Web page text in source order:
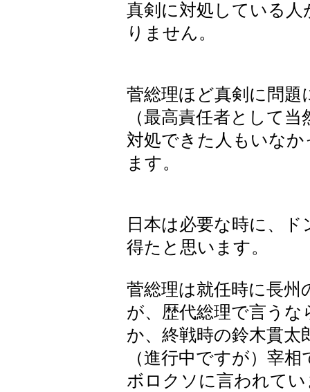
真剣に対処している
りません。
菅総理ほど真剣に問
（最高責任者として
対処できた人もいな
ます。
日本は必要な時に、
得たと思います。
菅総理は就任時に長州
が、歴代総理で言うな
か、終戦時の鈴木貫
（進行中ですが）宰
ボロクソに言われて